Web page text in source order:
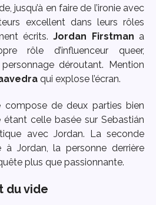
jusqu’à en faire de l’ironie avec
excellent dans leurs rôles
écrits.Jordan Firstman a
rôle d’influenceur queer,
déroutant. Mention
qui explose l’écran.
compose de deux parties bien
celle basée sur Sebastián
avec Jordan. La seconde
à Jordan, la personne derrière
plus que passionnante.
du vide